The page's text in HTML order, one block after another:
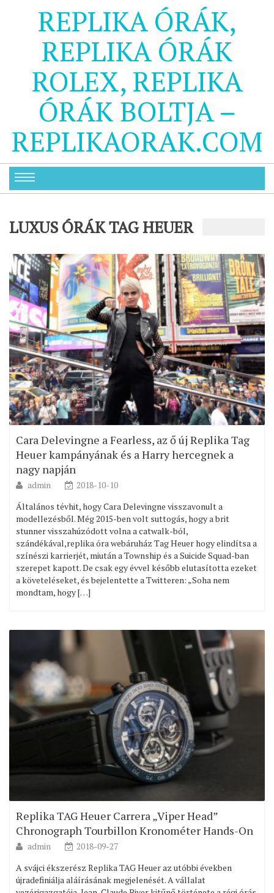
REPLIKA ÓRÁK,
REPLIKA ÓRÁK
ROLEX, REPLIKA
ÓRÁK BOLTJA –
REPLIKAORAK.COM
LUXUS ÓRÁK TAG HEUER
Cara Delevingne a Fearless, az ő új Replika Tag
Heuer kampányának és a Harry hercegnek a
nagy napján
admin
2018-10-10
Általános tévhit, hogy Cara Delevingne visszavonult a
modellezésből. Még 2015-ben volt suttogás, hogy a brit
stunner visszahúzódott volna a catwalk-ból,
szándékával,replika óra webáruház Tag Heuer hogy elindítsa a
színészi karrierjét, miután a Township és a Suicide Squad-ban
szerepet kapott. De csak egy évvel később elutasította ezeket
a követeléseket, és bejelentette a Twitteren: „Soha nem
mondtam, hogy […]
Replika TAG Heuer Carrera „Viper Head”
Chronograph Tourbillon Kronométer Hands-On
admin
2018-09-27
A svájci ékszerész Replika TAG Heuer az utóbbi években
újradefiniálja aláírásának megjelenését. A vállalat